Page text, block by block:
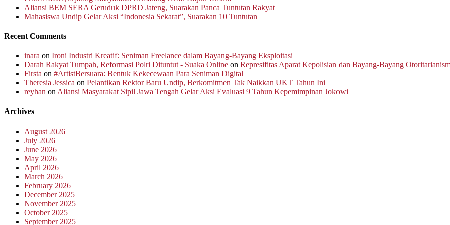
Aliansi BEM SERA Geruduk DPRD Jateng, Suarakan Panca Tuntutan Rakyat
Mahasiswa Undip Gelar Aksi “Indonesia Sekarat”, Suarakan 10 Tuntutan
Recent Comments
inara on Ironi Industri Kreatif: Seniman Freelance dalam Bayang-Bayang Eksploitasi
Darah Rakyat Tumpah, Reformasi Polri Dituntut - Suaka Online on Represifitas Aparat Kepolisian dan Bayang-Bayang
Firsta on #ArtistBersuara: Bentuk Kekecewaan Para Seniman Digital
Theresia Jessica on Pelantikan Rektor Baru Undip, Berkomitmen Tak Naikkan UKT Tahun Ini
reyhan on Aliansi Masyarakat Sipil Jawa Tengah Gelar Aksi Evaluasi 9 Tahun Kepemimpinan Jokowi
Archives
August 2026
July 2026
June 2026
May 2026
April 2026
March 2026
February 2026
December 2025
November 2025
October 2025
September 2025